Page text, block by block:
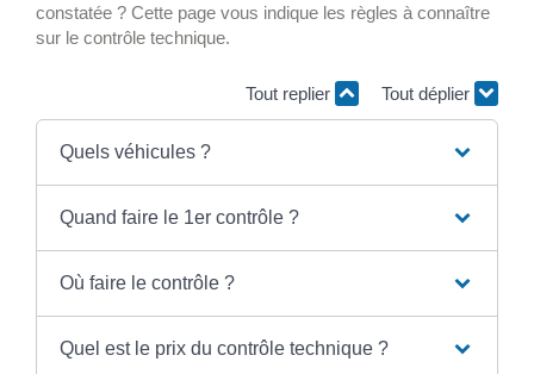
constatée ? Cette page vous indique les règles à connaître
sur le contrôle technique.
Tout replier Tout déplier
Quels véhicules ?
Quand faire le 1er contrôle ?
Où faire le contrôle ?
Quel est le prix du contrôle technique ?